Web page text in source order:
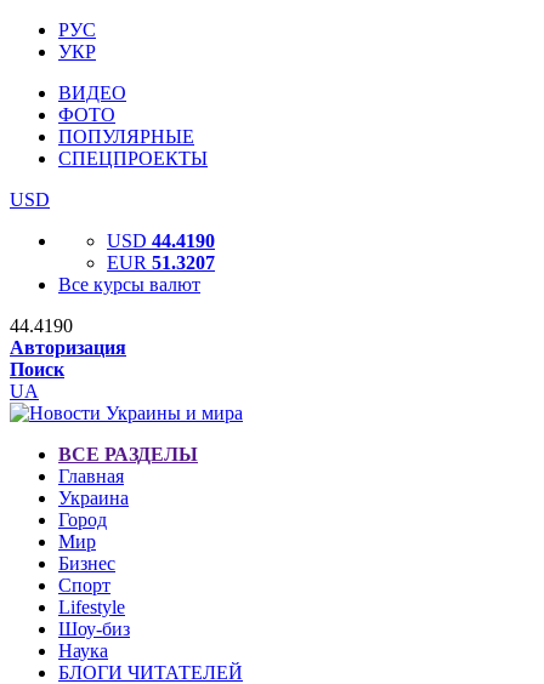
РУС
УКР
ВИДЕО
ФОТО
ПОПУЛЯРНЫЕ
СПЕЦПРОЕКТЫ
USD
USD 44.4190
EUR 51.3207
Все курсы валют
44.4190
Авторизация
Поиск
UA
ВСЕ РАЗДЕЛЫ
Главная
Украина
Город
Мир
Бизнес
Спорт
Lifestyle
Шоу-биз
Наука
БЛОГИ ЧИТАТЕЛЕЙ